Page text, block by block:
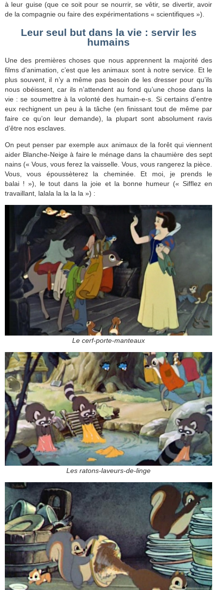
à leur guise (que ce soit pour se nourrir, se vêtir, se divertir, avoir
de la compagnie ou faire des expérimentations « scientifiques »).
Leur seul but dans la vie : servir les
humains
Une des premières choses que nous apprennent la majorité des
films d’animation, c’est que les animaux sont à notre service. Et le
plus souvent, il n’y a même pas besoin de les dresser pour qu’ils
nous obéissent, car ils n’attendent au fond qu’une chose dans la
vie : se soumettre à la volonté des humain-e-s. Si certains d’entre
eux rechignent un peu à la tâche (en finissant tout de même par
faire ce qu’on leur demande), la plupart sont absolument ravis
d’être nos esclaves.
On peut penser par exemple aux animaux de la forêt qui viennent
aider Blanche-Neige à faire le ménage dans la chaumière des sept
nains (« Vous, vous ferez la vaisselle. Vous, vous rangerez la pièce.
Vous, vous époussèterez la cheminée. Et moi, je prends le
balai ! »), le tout dans la joie et la bonne humeur (« Sifflez en
travaillant, lalala la la la la ») :
Le cerf-porte-manteaux
Les ratons-laveurs-de-linge